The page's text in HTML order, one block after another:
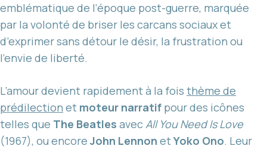
emblématique de l’époque post-guerre, marquée
par la volonté de briser les carcans sociaux et
d’exprimer sans détour le désir, la frustration ou
l’envie de liberté.
L’amour devient rapidement à la fois thème de
prédilection et moteur narratif pour des icônes
telles que The Beatles avec All You Need Is Love
(1967), ou encore John Lennon etYoko Ono. Leur